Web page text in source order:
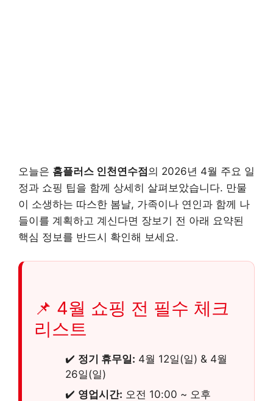
오늘은 홈플러스 인천연수점의 2026년 4월 주요 일
정과 쇼핑 팁을 함께 상세히 살펴보았습니다. 만물
이 소생하는 따스한 봄날, 가족이나 연인과 함께 나
들이를 계획하고 계신다면 장보기 전 아래 요약된
핵심 정보를 반드시 확인해 보세요.
📌 4월 쇼핑 전 필수 체크
리스트
✔️ 정기 휴무일: 4월 12일(일) & 4월
26일(일)
✔️ 영업시간: 오전 10:00 ~ 오후